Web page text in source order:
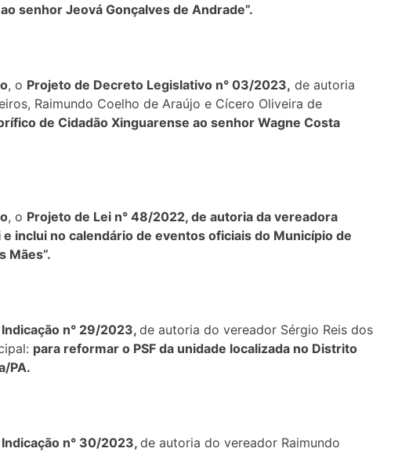
senhor Jeová Gonçalves de Andrade”.
, o Projeto de Decreto Legislativo n° 03/2023, de autoria
Raimundo Coelho de Araújo e Cícero Oliveira de
de Cidadão Xinguarense ao senhor Wagne Costa
, o Projeto de Lei n° 48/2022, de autoria da vereadora
e inclui no calendário de eventos oficiais do Município de
Mães”.
n° 29/2023, de autoria do vereador Sérgio Reis dos
para reformar o PSF da unidade localizada no Distrito
PA.
n° 30/2023, de autoria do vereador Raimundo